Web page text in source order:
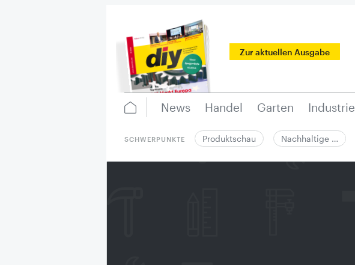
Zur aktuellen Ausgabe
News Handel Garten Industrie
SCHWERPUNKTE Produktschau Nachhaltige …